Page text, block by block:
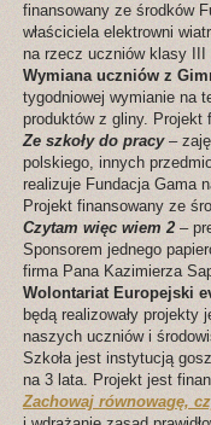
finansowany ze środków
właściciela elektrowni
na rzecz uczniów klasy III
Wymiana uczniów z
tygodniowej wymianie na
produktów z gliny. Projekt
Ze szkoły do pracy–
polskiego, innych
realizuje Fundacja Gama
Projekt finansowany ze
Czytam więc wiem 2–
Sponsorem jednego
firma Pana Kazimierza
Wolontariat Europejski
będą realizowały projekty
naszych uczniów i
Szkoła jest instytucją
na 3 lata. Projekt jest
Zachowaj równowagę,